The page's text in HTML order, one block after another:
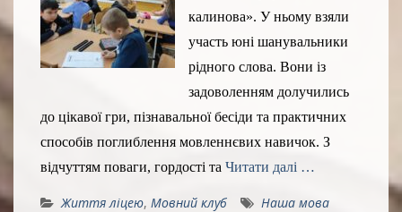
калинова». У ньому взяли
участь юні шанувальники
рідного слова. Вони із
задоволенням долучились
до цікавої гри, пізнавальної бесіди та практичних
способів поглиблення мовленнєвих навичок. З
відчуттям поваги, гордості та Читати далі …
Життя ліцею, Мовний клуб
Наша мова